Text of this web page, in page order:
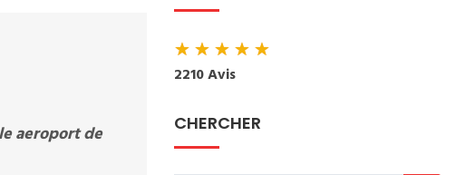
aeroport de
★★★★★
2210 Avis
CHERCHER